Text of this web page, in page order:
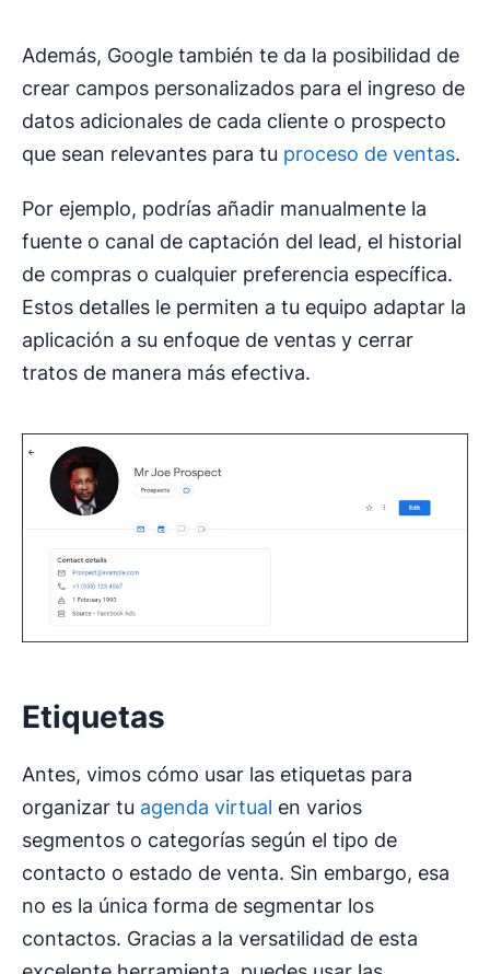
Además, Google también te da la posibilidad de
crear campos personalizados para el ingreso de
datos adicionales de cada cliente o prospecto
que sean relevantes para tu proceso de ventas.
Por ejemplo, podrías añadir manualmente la
fuente o canal de captación del lead, el historial
de compras o cualquier preferencia específica.
Estos detalles le permiten a tu equipo adaptar la
aplicación a su enfoque de ventas y cerrar
tratos de manera más efectiva.
Etiquetas
Antes, vimos cómo usar las etiquetas para
organizar tu agenda virtual en varios
segmentos o categorías según el tipo de
contacto o estado de venta. Sin embargo, esa
no es la única forma de segmentar los
contactos. Gracias a la versatilidad de esta